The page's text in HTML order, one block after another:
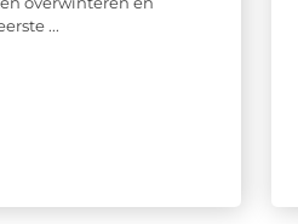
...